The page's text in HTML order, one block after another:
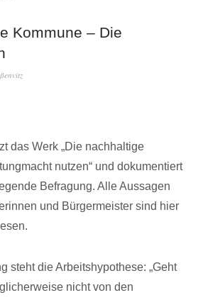
Kommune – Die
das Werk „Die nachhaltige
nutzen“ und dokumentiert
Befragung. Alle Aussagen
und Bürgermeister sind hier
steht die Arbeitshypothese: „Geht
nicht von den